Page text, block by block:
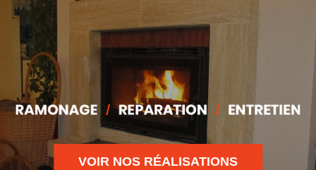
VOIR NOS RÉALISATIONS